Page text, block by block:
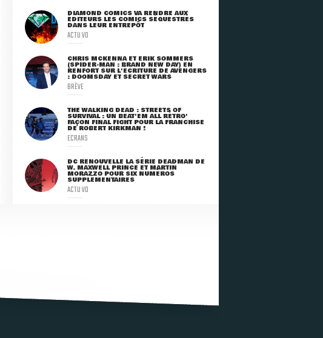
DIAMOND COMICS VA RENDRE AUX
ÉDITEURS LES COMICS SÉQUESTRÉS
DANS LEUR ENTREPÔT
ACTU VO
CHRIS MCKENNA ET ERIK SOMMERS
(SPIDER-MAN : BRAND NEW DAY) EN
RENFORT SUR L'ÉCRITURE DE AVENGERS
: DOOMSDAY ET SECRET WARS
BRÈVE
THE WALKING DEAD : STREETS OF
SURVIVAL : UN BEAT'EM ALL RÉTRO'
FAÇON FINAL FIGHT POUR LA FRANCHISE
DE ROBERT KIRKMAN !
ECRANS
DC RENOUVELLE LA SÉRIE DEADMAN DE
W. MAXWELL PRINCE ET MARTIN
MORAZZO POUR SIX NUMÉROS
SUPPLÉMENTAIRES
ACTU VO